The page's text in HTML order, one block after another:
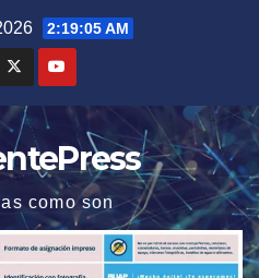
2:19:06 AM
como son